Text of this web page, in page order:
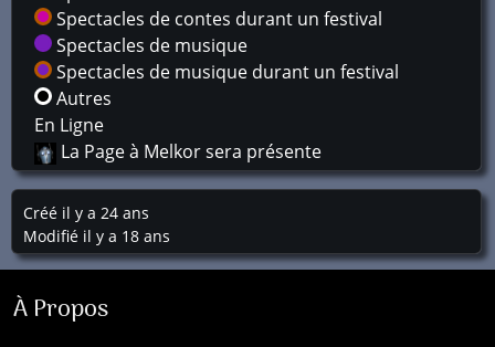
Spectacles de contes durant un festival
Spectacles de musique
Spectacles de musique durant un festival
Autres
En Ligne
La Page à Melkor sera présente
Créé il y a 24 ans
Modifié il y a 18 ans
À Propos